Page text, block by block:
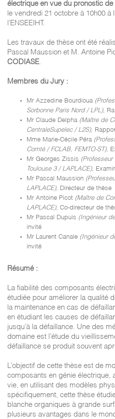
électrique en vue du pronostic de
le vendredi 21 octobre à 10h00 à
l’ENSEEIHT.
Les travaux de thèse ont été
Pascal Maussion et M. Antoine
CODIASE
Membres du Jury :
Mr Azzedine Bourdioua
Sorbonne Paris Nord / LPL),
Mr Claude Delpha (Maître de
CentraleSupelec / L2S),
Mme Marie-Cécile Péra
Comté / FCLAB, FEMTO-ST),
Mr Georges Zissis
Toulouse 3 / LAPLACE),
Mr Pascal Maussion
LAPLACE), Directeur de
Mr Antoine Picot (Maître de
LAPLACE), Co-directeur de
Mr Pascal Dupuis (Ingénieur
invité
Mr Laurent Canale (Ingénieur
invité
Résumé :
La fiabilité des composants
étudiée pour améliorer la qualité
la maintenance en cas de
en étudiant les causes de
jusqu’à la défaillance. Une des
domaine est l’étude du
défaillance se produit souvent
L’objectif de cette thèse est de
composants en génie électrique,
vie, en utilisant des modèles
spécifiquement, cette thèse
blanche organiques à grande
plusieurs avantages dans le